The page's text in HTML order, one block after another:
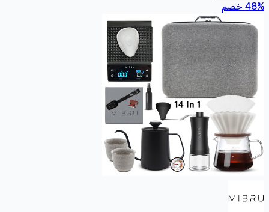
48% خصم